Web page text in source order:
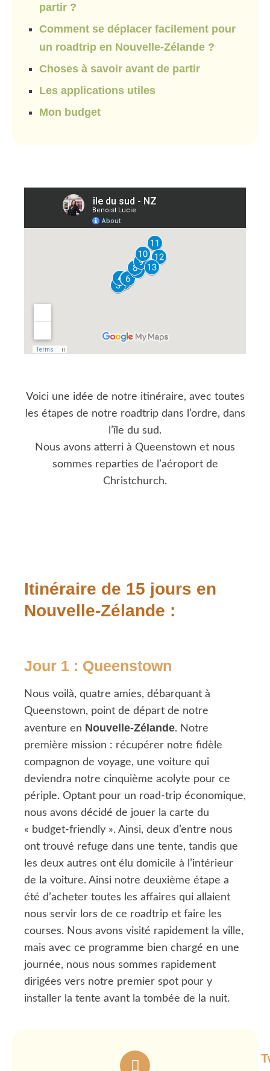
partir ?
Comment se déplacer facilement pour
un roadtrip en Nouvelle-Zélande ?
Choses à savoir avant de partir
Les applications utiles
Mon budget
Voici une idée de notre itinéraire, avec toutes
les étapes de notre roadtrip dans l’ordre, dans
l’île du sud.
Nous avons atterri à Queenstown et nous
sommes reparties de l’aéroport de
Christchurch.
Itinéraire de 15 jours en
Nouvelle-Zélande :
Jour 1 : Queenstown
Nous voilà, quatre amies, débarquant à
Queenstown, point de départ de notre
aventure en Nouvelle-Zélande. Notre
première mission : récupérer notre fidèle
compagnon de voyage, une voiture qui
deviendra notre cinquième acolyte pour ce
périple. Optant pour un road-trip économique,
nous avons décidé de jouer la carte du
« budget-friendly ». Ainsi, deux d’entre nous
ont trouvé refuge dans une tente, tandis que
les deux autres ont élu domicile à l’intérieur
de la voiture. Ainsi notre deuxième étape a
été d’acheter toutes les affaires qui allaient
nous servir lors de ce roadtrip et faire les
courses. Nous avons visité rapidement la ville,
mais avec ce programme bien chargé en une
journée, nous nous sommes rapidement
dirigées vers notre premier spot pour y
installer la tente avant la tombée de la nuit.